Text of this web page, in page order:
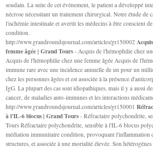
soudain. La suite de cet événement, le patient a développé
nécrose nécessitant un traitement chirurgical. Notre étude de
l'ischémie intestinale et avertit les médecins à être conscient
condition.
http://www.grandroundsjournal.com/articles/gr150002
femme âgée | Grand Tours - Acquis de l'hémophilie chez
Acquis de l'hémophilie chez une femme âgée Acquis de
immune rare avec une incidence annuelle de un pour un
chez les personnes âgées et est associée à la présence
IgG. La plupart des cas sont idiopathiques, mais il y a aussi
cancer, de maladies auto-immunes et les interactions
http://www.grandroundsjournal.com/articles/gr150001
à l'IL-6 blocus | Grand Tours - Réfractaire polychondrite,
Tours Réfractaire polychondrite, sensible à l'IL-6 blocus
médiation immunitaire condition, provoquant l'inflammation
structures, et associée à une mortalité élevée. Son